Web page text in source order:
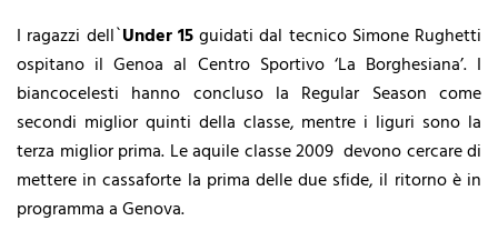
I ragazzi dell`Under 15guidati dal tecnico Simone Rughetti
ospitano il Genoa al Centro Sportivo ‘La Borghesiana’. I
biancocelesti hanno concluso la Regular Season come
secondi miglior quinti della classe, mentre i liguri sono la
terza miglior prima. Le aquile classe 2009 devono cercare di
mettere in cassaforte la prima delle due sfide, il ritorno è in
programma a Genova.